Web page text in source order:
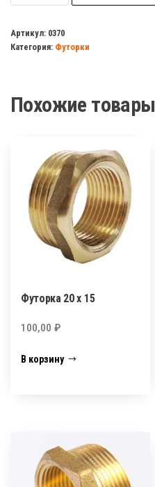
15
х
Артикул: 0370
Категория: Футорки
Похожие товары
Футорка 20 х 15
100,00 ₽
В корзину